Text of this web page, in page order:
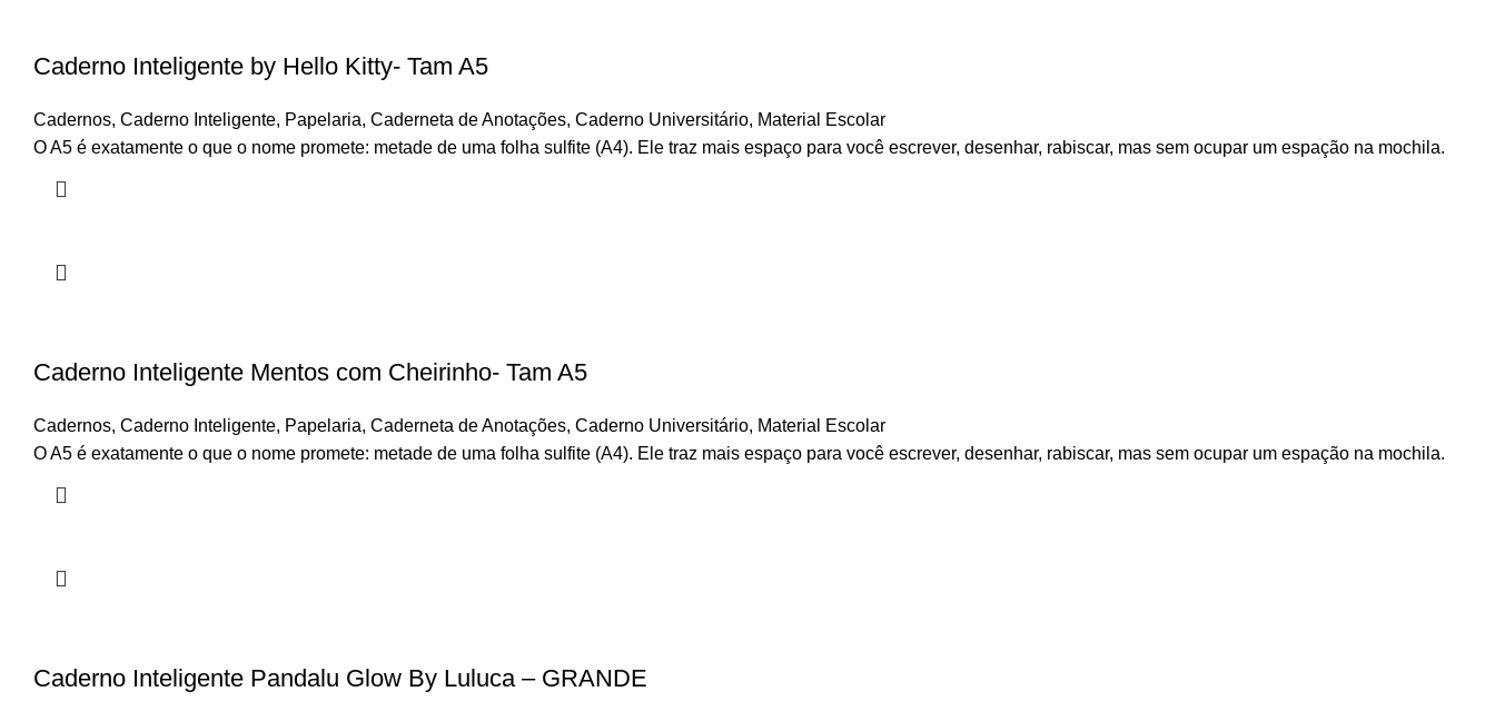
Caderno Inteligente by Hello Kitty- Tam A5
Cadernos, Caderno Inteligente, Papelaria, Caderneta de Anotações, Caderno Universitário, Material Escolar
O A5 é exatamente o que o nome promete: metade de uma folha sulfite (A4). Ele traz mais espaço para você escrever, desenhar, rabiscar, mas sem ocupar um espação na mochila.
Caderno Inteligente Mentos com Cheirinho- Tam A5
Cadernos, Caderno Inteligente, Papelaria, Caderneta de Anotações, Caderno Universitário, Material Escolar
O A5 é exatamente o que o nome promete: metade de uma folha sulfite (A4). Ele traz mais espaço para você escrever, desenhar, rabiscar, mas sem ocupar um espação na mochila.
Caderno Inteligente Pandalu Glow By Luluca – GRANDE